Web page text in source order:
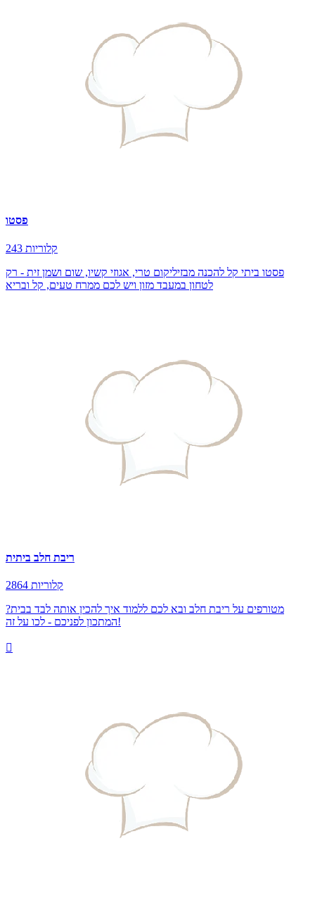
פסטו
243 קלוריות
פסטו ביתי קל להכנה מבזיליקום טרי, אגוזי קשיו, שום ושמן זית - רק
לטחון במעבד מזון ויש לכם ממרח טעים, קל ובריא
ריבת חלב ביתית
2864 קלוריות
מטורפים על ריבת חלב ובא לכם ללמוד איך להכין אותה לבד בבית?
המתכון לפניכם - לכו על זה!
